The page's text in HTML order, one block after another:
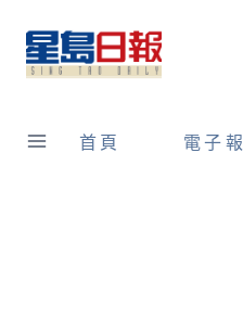
content
首頁 電子報